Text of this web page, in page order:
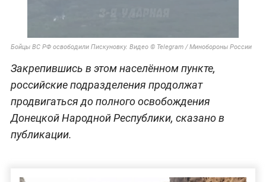
Бойцы ВС РФ освободили Пискуновку. Видео © Telegram / Минобороны России
Закрепившись в этом населённом пункте,
российские подразделения продолжат
продвигаться до полного освобождения
Донецкой Народной Республики, сказано в
публикации.